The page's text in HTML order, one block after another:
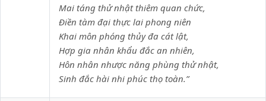
Mai táng thử nhật thiêm quan chức,
Điền tàm đại thực lai phong niên
Khai môn phóng thủy đa cát lật,
Hợp gia nhân khẩu đắc an nhiên,
Hôn nhân nhược năng phùng thử nhật,
Sinh đắc hài nhi phúc thọ toàn.”